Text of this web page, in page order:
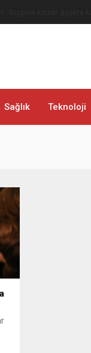
Sağlık Teknoloji